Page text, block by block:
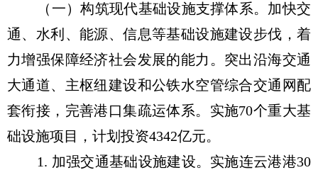
（一）构筑现代基础设施支撑体系。加快交
通、水利、能源、信息等基础设施建设步伐，着
力增强保障经济社会发展的能力。突出沿海交通
大通道、主枢纽建设和公铁水空管综合交通网配
套衔接，完善港口集疏运体系。实施70个重大基
础设施项目，计划投资4342亿元。
1. 加强交通基础设施建设。实施连云港港30